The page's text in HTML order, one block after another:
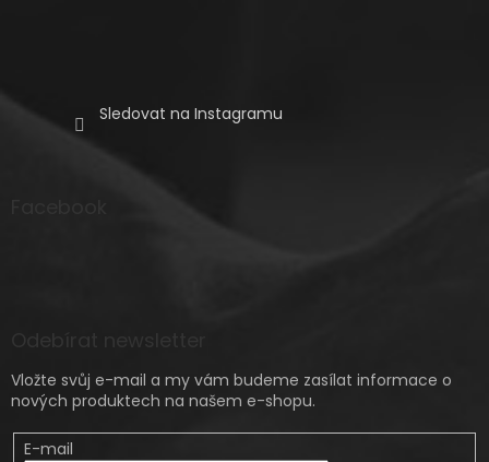
Sledovat na Instagramu
Vložte svůj e-mail a my vám budeme zasílat informace o
nových produktech na našem e-shopu.
E-mail